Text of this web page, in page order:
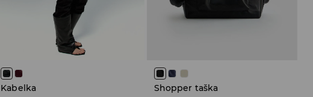
Kabelka
Shopper taška